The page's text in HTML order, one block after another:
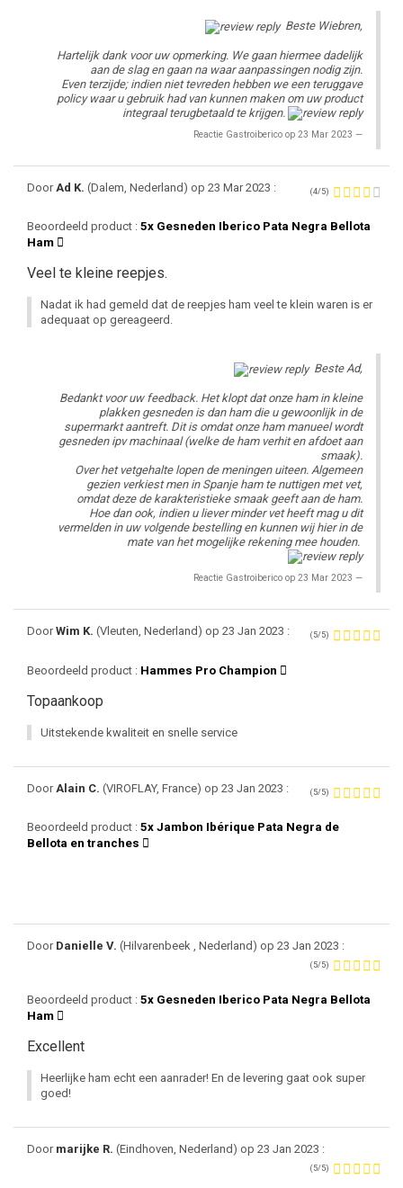
Beste Wiebren,
Hartelijk dank voor uw opmerking. We gaan hiermee dadelijk
aan de slag en gaan na waar aanpassingen nodig zijn.
Even terzijde; indien niet tevreden hebben we een teruggave
policy waar u gebruik had van kunnen maken om uw product
integraal terugbetaald te krijgen.
Reactie Gastroiberico op 23 Mar 2023
DoorAd K. (Dalem, Nederland) op 23 Mar 2023 : (4/5)
Beoordeeld product : 5x Gesneden Iberico Pata Negra Bellota
Ham
Veel te kleine reepjes.
Nadat ik had gemeld dat de reepjes ham veel te klein waren is er
adequaat op gereageerd.
Beste Ad,
Bedankt voor uw feedback. Het klopt dat onze ham in kleine
plakken gesneden is dan ham die u gewoonlijk in de
supermarkt aantreft. Dit is omdat onze ham manueel wordt
gesneden ipv machinaal (welke de ham verhit en afdoet aan
smaak).
Over het vetgehalte lopen de meningen uiteen. Algemeen
gezien verkiest men in Spanje ham te nuttigen met vet,
omdat deze de karakteristieke smaak geeft aan de ham.
Hoe dan ook, indien u liever minder vet heeft mag u dit
vermelden in uw volgende bestelling en kunnen wij hier in de
mate van het mogelijke rekening mee houden.
Reactie Gastroiberico op 23 Mar 2023
DoorWim K. (Vleuten, Nederland) op 23 Jan 2023 : (5/5)
Beoordeeld product : Hammes Pro Champion
Topaankoop
Uitstekende kwaliteit en snelle service
DoorAlain C. (VIROFLAY, France) op 23 Jan 2023 : (5/5)
Beoordeeld product : 5x Jambon Ibérique Pata Negra de
Bellota en tranches
Door Danielle V. (Hilvarenbeek , Nederland) op 23 Jan 2023 :
(5/5)
Beoordeeld product : 5x Gesneden Iberico Pata Negra Bellota
Ham
Excellent
Heerlijke ham echt een aanrader! En de levering gaat ook super
goed!
Door marijke R. (Eindhoven, Nederland) op 23 Jan 2023 :
(5/5)